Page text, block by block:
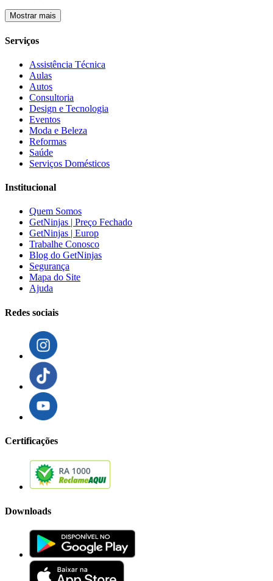
Mostrar mais
Serviços
Assistência Técnica
Aulas
Autos
Consultoria
Design e Tecnologia
Eventos
Moda e Beleza
Reformas
Saúde
Serviços Domésticos
Institucional
Quem Somos
GetNinjas | Preço Fechado
GetNinjas | Europ
Trabalhe Conosco
Blog do GetNinjas
Segurança
Mapa do Site
Ajuda
Redes sociais
Certificações
Downloads